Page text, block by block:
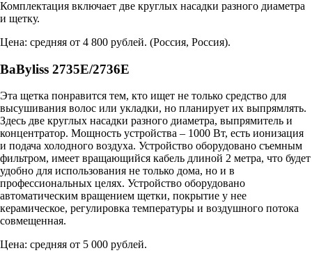
Комплектация включает две круглых насадки разного диаметра
и щетку.
Цена: средняя от 4 800 рублей. (Россия, Россия).
BaByliss 2735E/2736E
Эта щетка понравится тем, кто ищет не только средство для
высушивания волос или укладки, но планирует их выпрямлять.
Здесь две круглых насадки разного диаметра, выпрямитель и
концентратор. Мощность устройства – 1000 Вт, есть ионизация
и подача холодного воздуха. Устройство оборудовано съемным
фильтром, имеет вращающийся кабель длиной 2 метра, что будет
удобно для использования не только дома, но и в
профессиональных целях. Устройство оборудовано
автоматическим вращением щетки, покрытие у нее
керамическое, регулировка температуры и воздушного потока
совмещенная.
Цена: средняя от 5 000 рублей.